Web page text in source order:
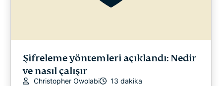
Şifreleme yöntemleri açıklandı: Nedir
ve nasıl çalışır
Christopher Owolabi 13 dakika